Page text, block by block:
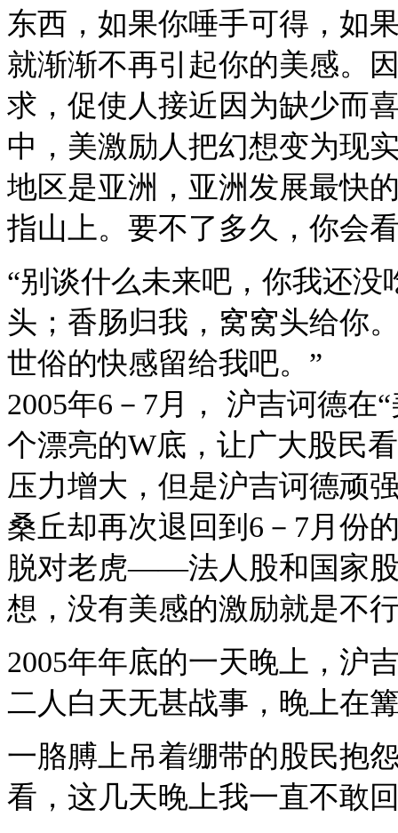
东西，如果你唾手可得，如
就渐渐不再引起你的美感。
求，促使人接近因为缺少而
中，美激励人把幻想变为现
地区是亚洲，亚洲发展最快
指山上。要不了多久，你会
“别谈什么未来吧，你我还
头；香肠归我，窝窝头给你
世俗的快感留给我吧。”
2005年6－7月， 沪吉诃德在
个漂亮的W底，让广大股民
压力增大，但是沪吉诃德顽
桑丘却再次退回到6－7月份
脱对老虎——法人股和国家
想，没有美感的激励就是不
2005年年底的一天晚上，沪
二人白天无甚战事，晚上在
一胳膊上吊着绷带的股民抱
看，这几天晚上我一直不敢